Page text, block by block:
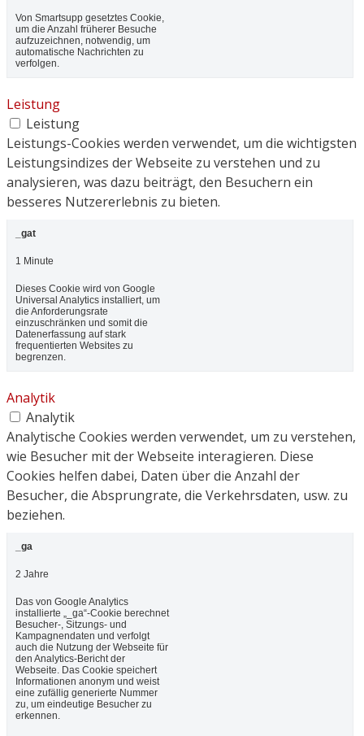
Von Smartsupp gesetztes Cookie,
um die Anzahl früherer Besuche
aufzuzeichnen, notwendig, um
automatische Nachrichten zu
verfolgen.
Leistung
Leistung
Leistungs-Cookies werden verwendet, um die wichtigsten
Leistungsindizes der Webseite zu verstehen und zu
analysieren, was dazu beiträgt, den Besuchern ein
besseres Nutzererlebnis zu bieten.
_gat
1 Minute
Dieses Cookie wird von Google
Universal Analytics installiert, um
die Anforderungsrate
einzuschränken und somit die
Datenerfassung auf stark
frequentierten Websites zu
begrenzen.
Analytik
Analytik
Analytische Cookies werden verwendet, um zu verstehen,
wie Besucher mit der Webseite interagieren. Diese
Cookies helfen dabei, Daten über die Anzahl der
Besucher, die Absprungrate, die Verkehrsdaten, usw. zu
beziehen.
_ga
2 Jahre
Das von Google Analytics
installierte „_ga“-Cookie berechnet
Besucher-, Sitzungs- und
Kampagnendaten und verfolgt
auch die Nutzung der Webseite für
den Analytics-Bericht der
Webseite. Das Cookie speichert
Informationen anonym und weist
eine zufällig generierte Nummer
zu, um eindeutige Besucher zu
erkennen.